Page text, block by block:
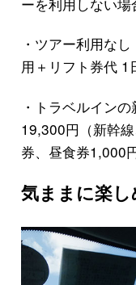
・ツアー利用な
用＋リフト券代 1
・トラベルイン
19,300円（新幹
券、昼食券1,000
気ままに楽